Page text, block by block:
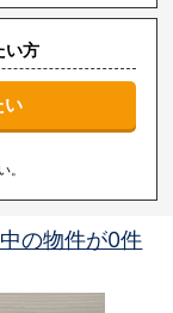
い方
い
。
の物件が0件